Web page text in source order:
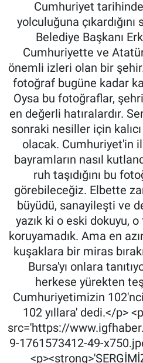
Cumhuriyet
yolculuğuna
Belediye Başkanı
Cumhuriyette ve
önemli izleri olan bir
fotoğraf bugüne kadar
Oysa bu fotoğraflar,
en değerli hatıralardır.
sonraki nesiller için
olacak. Cumhuriyet'in
bayramların nasıl
ruh taşıdığını bu
görebileceğiz. Elbette
büyüdü, sanayileşti ve
yazık ki o eski dokuyu,
koruyamadık. Ama en
kuşaklara bir miras
Bursa'yı onlara
herkese yürekten
Cumhuriyetimizin
102 yıllara' dedi.</p>
src='https://
9-1761573412-49-